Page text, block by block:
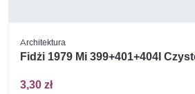
Architektura
Fidżi 1979 Mi 399+401+404I
3,30 zł